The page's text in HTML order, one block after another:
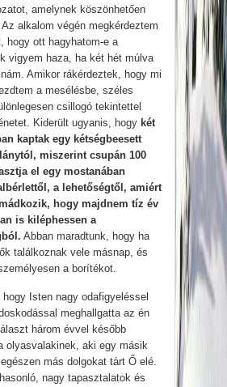
amelynek köszönhetően
alkalom végén megkérdeztem
hogy ott hagyhatom-e a
vigyem haza, ha két hét múlva
Amikor rákérdeztek, hogy mi
a mesélésbe, széles
csillogó tekintettel
Kiderült ugyanis, hogy két
kaptak egy kétségbeesett
miszerint csupán 100
el egy mostanában
a lehetőségtől, amiért
hogy majdnem tíz év
is kiléphessen a
Abban maradtunk, hogy ha
találkoznak vele másnap, és
a borítékot.
Isten nagy odafigyeléssel
meghallgatta az én
három évvel később
olyasvalakinek, aki egy másik
más dolgokat tárt Ő elé.
nagy tapasztalatok és